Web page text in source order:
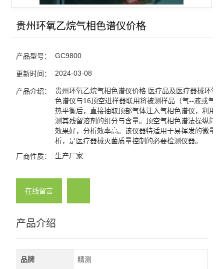
微波消解仪
贵州环氧乙烷气相色谱仪价格
产品型号： GC9800
更新时间： 2024-03-08
产品介绍：
贵州环氧乙烷气相色谱仪价格 医疗品及医疗器械环氧
色谱仪与16顶空进样器联用将被测样品（气--液或气--
热平衡后，直接抽取顶部气体注入气相色谱仪，利用
测其残留溶剂的组分与含量。顶空气相色谱法操纵简
效果好，分析效率高。该仪器特适用于易挥发的微量
析，是医疗器械灭菌质量控制的必要检测仪器。
厂商性质： 生产厂家
在线留言
产品介绍
品牌 精测